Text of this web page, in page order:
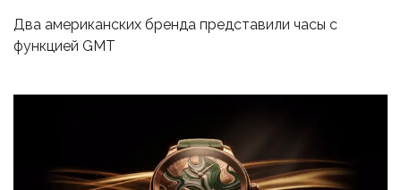
Два американских бренда представили часы с
функцией GMT